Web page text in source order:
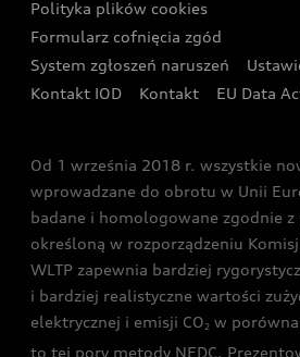
Ubezpieczenie
Audi exclusive
Audi quattro Cup
Audi i Puchar Świata w Skokach
Zakopanem
Polityka plików cookies
Formularz cofnięcia zgód
System zgłoszeń naruszeń
Kontakt IOD
Kontakt EU Data
Od 1 września 2018 r. wszystkie
wprowadzane do obrotu w Unii
badane i homologowane zgodnie z
określoną w rozporządzeniu
WLTP zapewnia bardziej
i bardziej realistyczne wartości
elektrycznej i emisji CO2 w
to tej pory metody NEDC.